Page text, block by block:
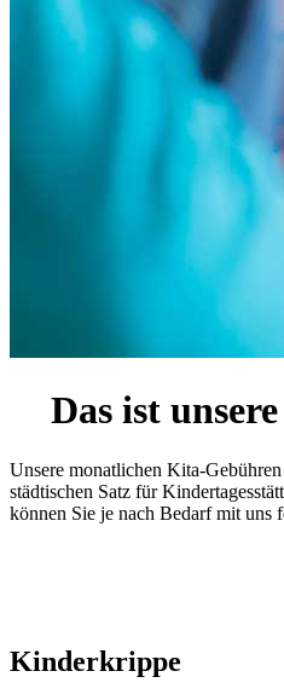
Das ist
Unsere monatlichen Kita-
städtischen Satz für
können Sie je nach Bedarf mit uns
Kinderkrippe